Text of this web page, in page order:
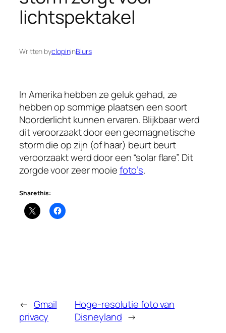
lichtspektakel
Written byclopininBlurs
In Amerika hebben ze geluk gehad, ze
hebben op sommige plaatsen een soort
Noorderlicht kunnen ervaren. Blijkbaar werd
dit veroorzaakt door een geomagnetische
storm die op zijn (of haar) beurt beurt
veroorzaakt werd door een “solar flare”. Dit
zorgde voor zeer mooiefoto’s.
Share this:
← Gmail
privacy
Hoge-resolutie foto van
Disneyland →